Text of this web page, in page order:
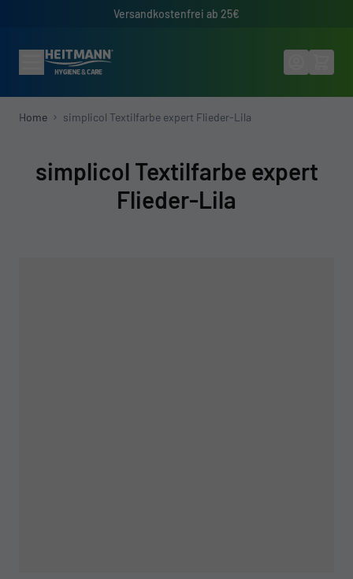
Versandkostenfrei ab 25€
Home simplicol Textilfarbe expert Flieder-Lila
simplicol Textilfarbe expert
Flieder-Lila